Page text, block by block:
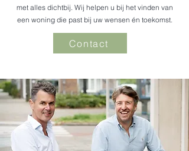
met alles dichtbij. Wij helpen u bij het vinden van
een woning die past bij uw wensen én toekomst.
Contact